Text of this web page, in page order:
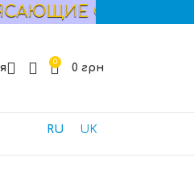
0 0 грн
RU UK
СКИДКИ!